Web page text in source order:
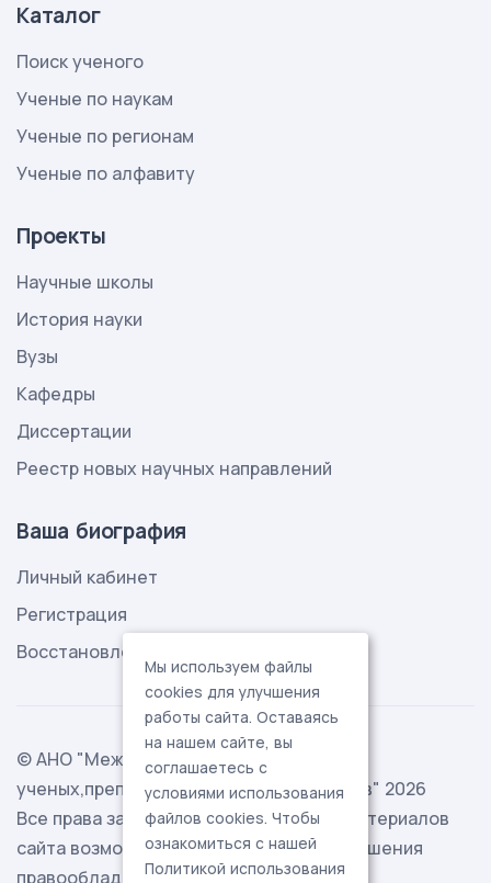
Каталог
Поиск ученого
Ученые по наукам
Ученые по регионам
Ученые по алфавиту
Проекты
Научные школы
История науки
Вузы
Кафедры
Диссертации
Реестр новых научных направлений
Ваша биография
Личный кабинет
Регистрация
Восстановление пароля
© АНО "Международная ассоциация
ученых,преподавателей и специалистов" 2026
Все права защищены. Использование материалов
сайта возможно исключительно с разрешения
правообладателя.
Мы используем файлы
cookies для улучшения
работы сайта. Оставаясь
на нашем сайте, вы
соглашаетесь с
условиями использования
файлов cookies. Чтобы
ознакомиться с нашей
Политикой использования